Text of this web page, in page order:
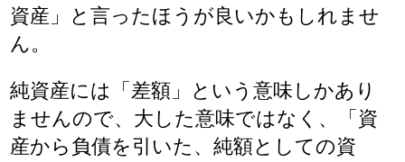
資産」と言ったほうが良いかもしれませ
ん。
純資産には「差額」という意味しかあり
ませんので、大した意味ではなく、「資
産から負債を引いた、純額としての資